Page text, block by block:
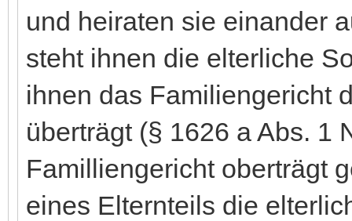
und heiraten sie einander
steht ihnen die elterliche
ihnen das Familiengericht
überträgt (§ 1626 a Abs. 1
Familliengericht oberträgt
eines Elternteils die